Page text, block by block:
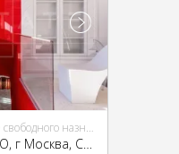
Инвестиции в помещение свободного назначения (ПСН)
Немецкая Слобода, ЦАО, г Москва, Спартаковская ул., 11, стр. 1